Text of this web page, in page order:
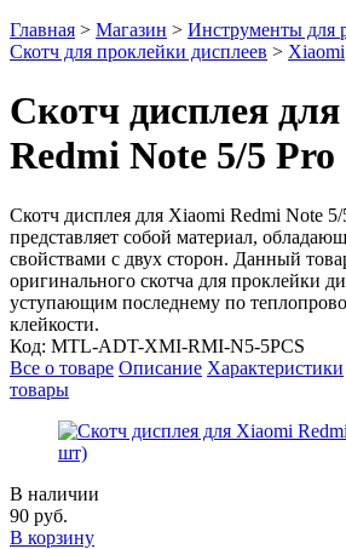
Главная > Магазин > Инструменты для
Скотч для проклейки дисплеев > Xiaomi
Скотч дисплея
Redmi Note 5/5
Скотч дисплея для Xiaomi Redmi Note
представляет собой материал,
свойствами с двух сторон. Данный
оригинального скотча для проклейки
уступающим последнему по
клейкости.
Код: MTL-ADT-XMI-RMI-N5-5PCS
Все о товаре Описание Характеристики
товары
В наличии
90 руб.
В корзину